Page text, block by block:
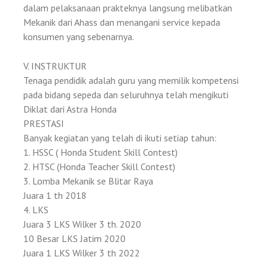
dalam pelaksanaan prakteknya langsung melibatkan
Mekanik dari Ahass dan menangani service kepada
konsumen yang sebenarnya.
V. INSTRUKTUR
Tenaga pendidik adalah guru yang memilik kompetensi
pada bidang sepeda dan seluruhnya telah mengikuti
Diklat dari Astra Honda
PRESTASI
Banyak kegiatan yang telah di ikuti setiap tahun:
1. HSSC ( Honda Student Skill Contest)
2. HTSC (Honda Teacher Skill Contest)
3. Lomba Mekanik se Blitar Raya
Juara 1 th 2018
4. LKS
Juara 3 LKS Wilker 3 th. 2020
10 Besar LKS Jatim 2020
Juara 1 LKS Wilker 3 th 2022